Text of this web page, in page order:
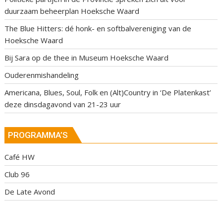
duurzaam beheerplan Hoeksche Waard
The Blue Hitters: dé honk- en softbalvereniging van de
Hoeksche Waard
Bij Sara op de thee in Museum Hoeksche Waard
Ouderenmishandeling
Americana, Blues, Soul, Folk en (Alt)Country in ‘De Platenkast’
deze dinsdagavond van 21-23 uur
PROGRAMMA’S
Café HW
Club 96
De Late Avond